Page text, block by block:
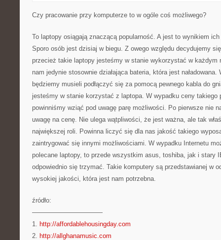
Czy pracowanie przy komputerze to w ogóle coś możliwego?
To laptopy osiągają znaczącą popularność. A jest to wynikiem
Sporo osób jest dzisiaj w biegu. Z owego względu decydujemy
przecież takie laptopy jesteśmy w stanie wykorzystać w każdym
nam jedynie stosownie działająca bateria, która jest
będziemy musieli podłączyć się za pomocą pewnego kabla do
jesteśmy w stanie korzystać z laptopa. W wypadku ceny takiego
powinniśmy wziąć pod uwagę parę możliwości. Po pierwsze nie
uwagę na cenę. Nie ulega wątpliwości, że jest ważna, ale tak
największej roli. Powinna liczyć się dla nas jakość takiego
zaintrygować się innymi możliwościami. W wypadku Internetu
polecane laptopy, to przede wszystkim asus, toshiba, jak i stary
odpowiednio się trzymać. Takie komputery są przedstawianej w
wysokiej jakości, która jest nam potrzebna.
źródło:
———————————
1. http://affordablehousingday.com
2. http://allghanamusic.com